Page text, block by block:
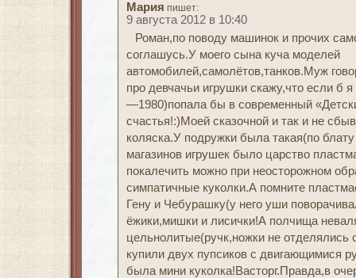
Мария пишет:
9 августа 2012 в 10:40
Роман,по поводу машинок и прочих
соглашусь.У моего сына куча моделей
автомобилей,самолётов,танков.Муж
про девчачьи игрушки скажу,что если б
—1980)попала бы в современный
счастья!:)Моей сказочной и так и не
коляска.У подружки была такая(по
магазинов игрушек было царство
покалечить можно при неосторожном
симпатичные куколки.А помните
Гену и Чебурашку(у него уши
ёжики,мишки и лисички!А полчища
цельнолитые(ручк,ножки не
купили двух пупсиков с двигающимися
была мини куколка!Васторг.Правда,в